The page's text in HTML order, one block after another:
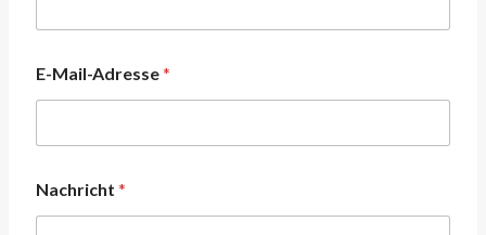
e
E-Mail-Adresse*
Nachricht *